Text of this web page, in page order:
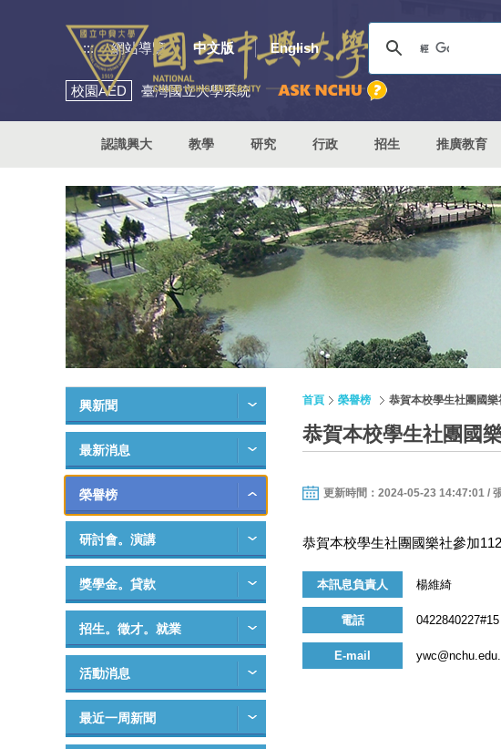
::: 網站導覽 中文版 English
校園AED 臺灣國立大學系統
認識興大 教學 研究 行政 招生 推廣教育
興新聞
最新消息
榮譽榜
研討會。演講
獎學金。貸款
招生。徵才。就業
活動消息
最近一周新聞
首頁 榮譽榜 恭賀本校學生社團國
恭賀本校學生社團國
更新時間：2024-05-23 14:47:01 /
恭賀本校學生社團國樂社參加
本訊息負責人 楊維綺
電話 0422840227#15
E-mail